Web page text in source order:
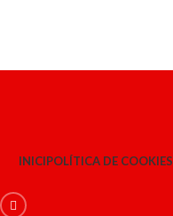
INICIPOLÍTICA DE COOKIES